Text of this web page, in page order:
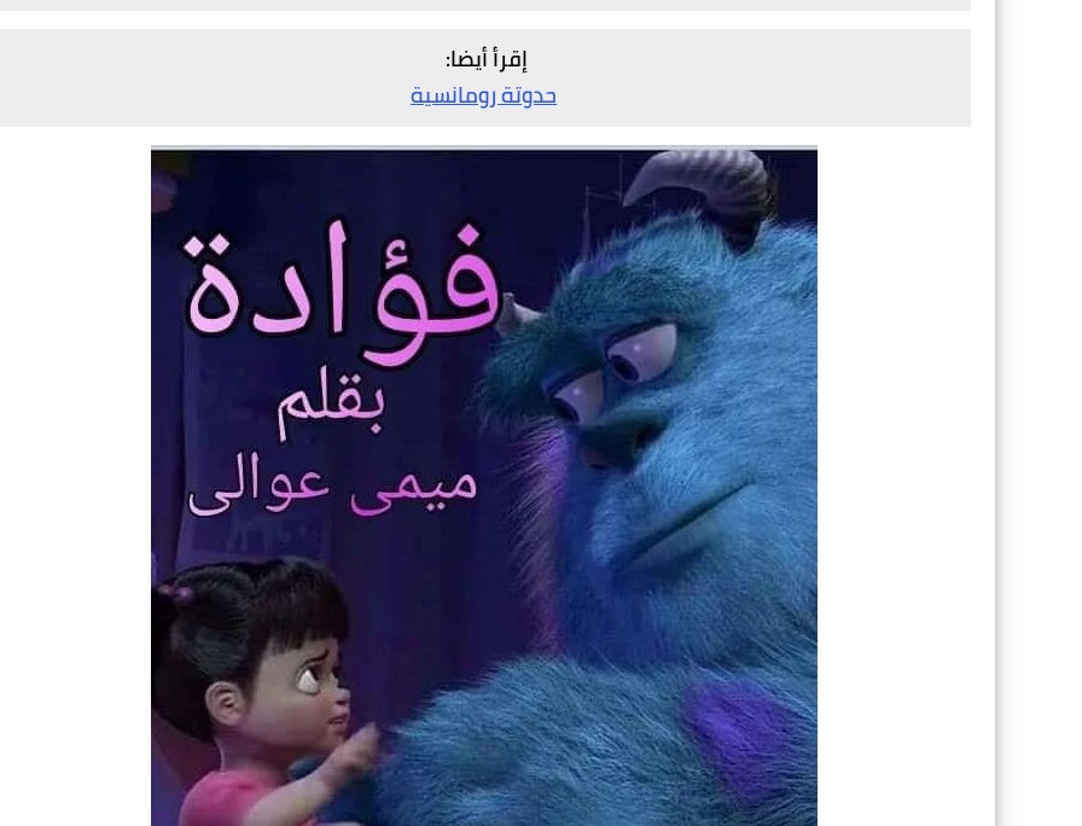
إقرأ أيضا:
حدوتة رومانسية